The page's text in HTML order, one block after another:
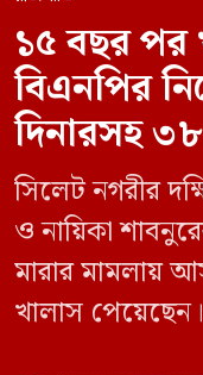
১৫ বছর পর
বিএনপির
দিনারসহ
সিলেট নগরীর
ও নায়িকা
মারার মামলায়
খালাস